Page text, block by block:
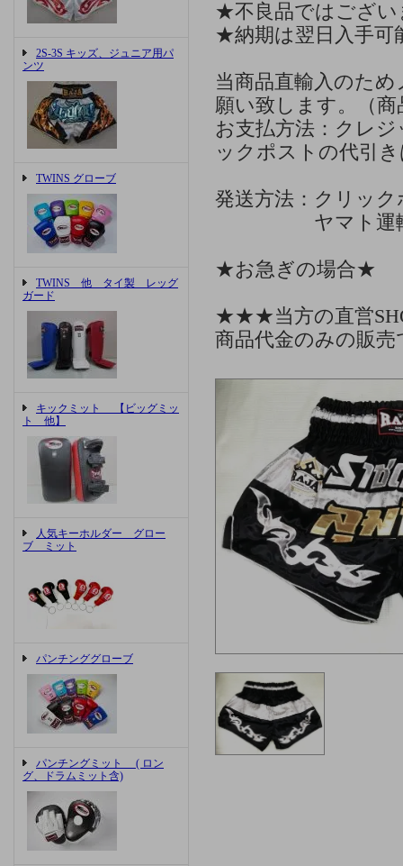
2S-3S キッズ、ジュニア用パ
ンツ
TWINS グローブ
TWINS 他 タイ製 レッグ
ガード
キックミット 【ビッグミッ
ト 他】
人気キーホルダー グロー
ブ ミット
パンチンググローブ
パンチングミット ( ロン
グ、ドラムミット含)
★不良品ではござい
★納期は翌日入手可
当商品直輸入のた
願い致します。（
お支払方法：クレ
ックポストの代引
発送方法：クリッ
ヤマト運輸、
★お急ぎの場合★
★★★当方の直営
商品代金のみの販